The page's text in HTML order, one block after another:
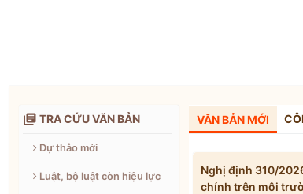
 TRA CỨU VĂN BẢN
Dự thảo mới
Luật, bộ luật còn hiệu lực
VĂN BẢN MỚI
Nghị định 310/
chính trên môi